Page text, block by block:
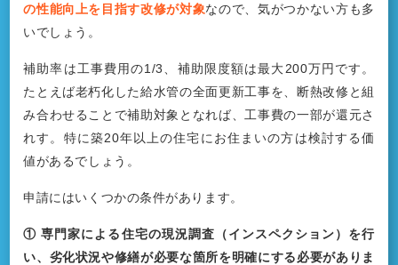
の性能向上を目指す改修が対象なので、気がつかない方も多
いでしょう。
補助率は工事費用の1/3、補助限度額は最大200万円です。
たとえば老朽化した給水管の全面更新工事を、断熱改修と組
み合わせることで補助対象となれば、工事費の一部が還元さ
れす。特に築20年以上の住宅にお住まいの方は検討する価
値があるでしょう。
申請にはいくつかの条件があります。
① 専門家による住宅の現況調査（インスペクション）を行
い、劣化状況や修繕が必要な箇所を明確にする必要がありま